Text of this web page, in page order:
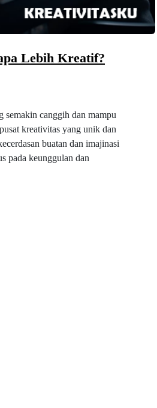
Lebih Kreatif?
semakin canggih dan mampu
kreativitas yang unik dan
buatan dan imajinasi
pada keunggulan dan